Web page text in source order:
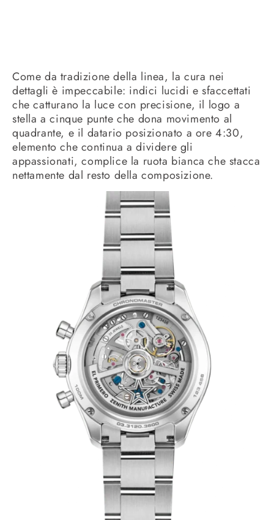
Come da tradizione della linea, la cura nei
dettagli è impeccabile: indici lucidi e sfaccettati
che catturano la luce con precisione, il logo a
stella a cinque punte che dona movimento al
quadrante, e il datario posizionato a ore 4:30,
elemento che continua a dividere gli
appassionati, complice la ruota bianca che stacca
nettamente dal resto della composizione.